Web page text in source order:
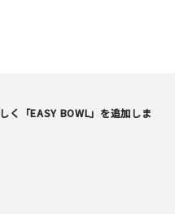
く「EASY BOWL」を追加しま